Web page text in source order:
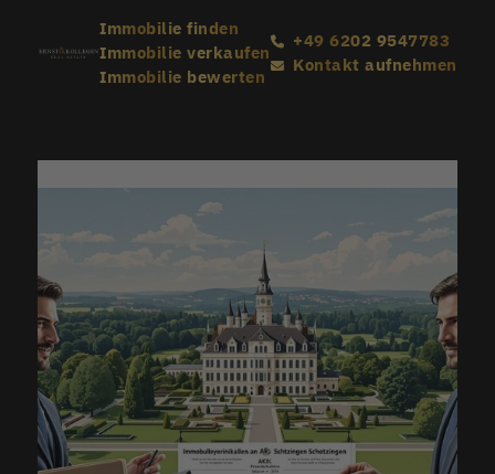
Immobilie finden
Immobilie verkaufen
Immobilie bewerten
+49 6202 9547783
Kontakt aufnehmen